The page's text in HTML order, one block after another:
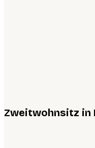
Zweitwohnsitz in